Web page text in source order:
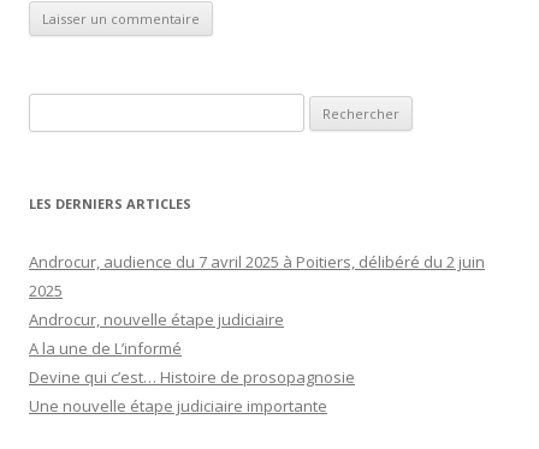
LES DERNIERS ARTICLES
Androcur, audience du 7 avril 2025 à Poitiers, délibéré du 2 juin
2025
Androcur, nouvelle étape judiciaire
A la une de L’informé
Devine qui c’est… Histoire de prosopagnosie
Une nouvelle étape judiciaire importante